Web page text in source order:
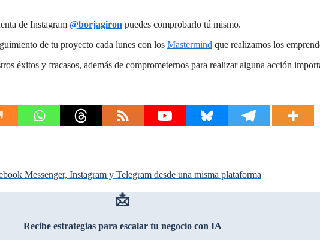
de Instagram @borjagiron puedes comprobarlo tú mismo.
de tu proyecto cada lunes con los Mastermind que realizamos los
éxitos y fracasos, además de comprometernos para realizar alguna acción
Messenger, Instagram y Telegram desde una misma plataforma
📩
Recibe estrategias para escalar tu negocio con IA